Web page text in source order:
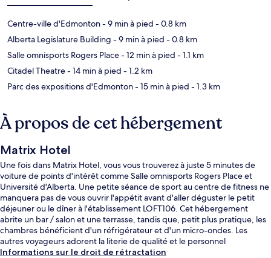
Centre-ville d'Edmonton- 9 min à pied - 0.8 km
Alberta Legislature Building - 9 min à pied - 0.8 km
Salle omnisports Rogers Place- 12 min à pied - 1.1 km
Citadel Theatre- 14 min à pied - 1.2 km
Parc des expositions d'Edmonton- 15 min à pied - 1.3 km
À propos de cet hébergement
Matrix Hotel
Une fois dans Matrix Hotel, vous vous trouverez à juste 5 minutes de
voiture de points d'intérêt comme Salle omnisports Rogers Place et
Université d'Alberta. Une petite séance de sport au centre de fitness ne
manquera pas de vous ouvrir l'appétit avant d'aller déguster le petit
déjeuner ou le dîner à l'établissement LOFT106. Cet hébergement
abrite un bar / salon et une terrasse, tandis que, petit plus pratique, les
chambres bénéficient d'un réfrigérateur et d'un micro-ondes. Les
autres voyageurs adorent la literie de qualité et le personnel
attentionné. L'hébergement se situe à une très courte distance à pied
Informations sur le droit de rétractation